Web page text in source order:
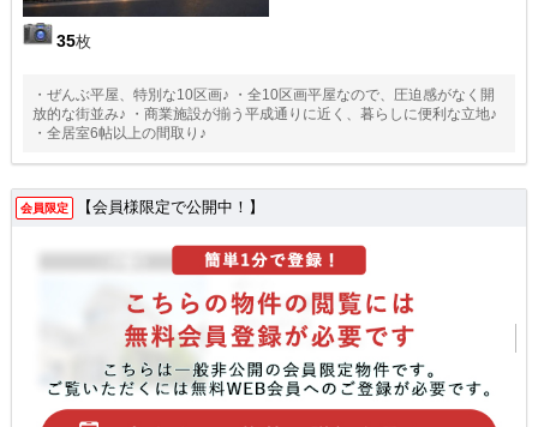
35枚
・ぜんぶ平屋、特別な10区画♪ ・全10区画平屋なので、圧迫感がなく開
放的な街並み♪ ・商業施設が揃う平成通りに近く、暮らしに便利な立地♪
・全居室6帖以上の間取り♪
会員限定 【会員様限定で公開中！】